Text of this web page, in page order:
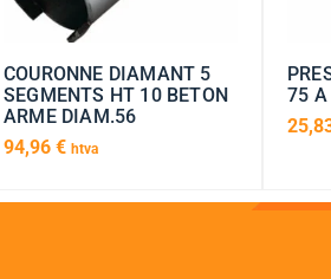
COURONNE DIAMANT 5
SEGMENTS HT 10 BETON
ARME DIAM.56
94,96 € htva
75 A